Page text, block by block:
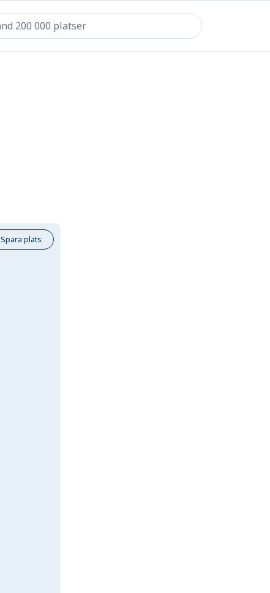
Spara plats